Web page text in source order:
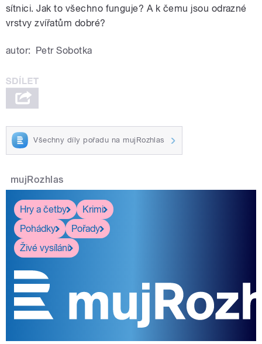
sítnici. Jak to všechno funguje? A k čemu jsou odrazné
vrstvy zvířatům dobré?
autor: Petr Sobotka
Všechny díly pořadu na mujRozhlas
mujRozhlas
Hry a četby
Krimi
Pohádky
Pořady
Živé vysílání